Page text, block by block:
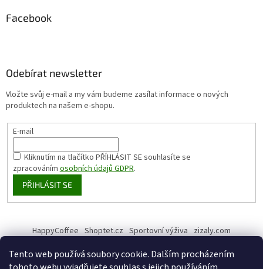
Tento web používá soubory cookie. Dalším procházením
Facebook
Odebírat newsletter
Vložte svůj e-mail a my vám budeme zasílat informace o nových
produktech na našem e-shopu.
E-mail
Kliknutím na tlačítko PŘÍHLÁSIT SEsouhlasíte se
zpracovánímosobních údajů GDPR.
PŘIHLÁSIT SE
HappyCoffee Shoptet.cz Sportovní výživa zizaly.com